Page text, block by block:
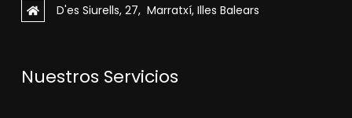
D'es Siurells, 27, Marratxí, Illes Balears
Nuestros Servicios